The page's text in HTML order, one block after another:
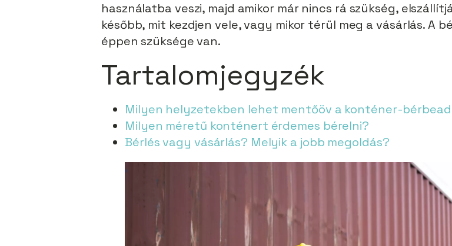
használatba veszi, majd amikor már nincs rá szükség,
később, mit kezdjen vele, vagy mikor térül meg a vásárlás. A
éppen szüksége van.
Tartalomjegyzék
Milyen helyzetekben lehet mentőöv a konténer-
Milyen méretű konténert érdemes bérelni?
Bérlés vagy vásárlás? Melyik a jobb megoldás?